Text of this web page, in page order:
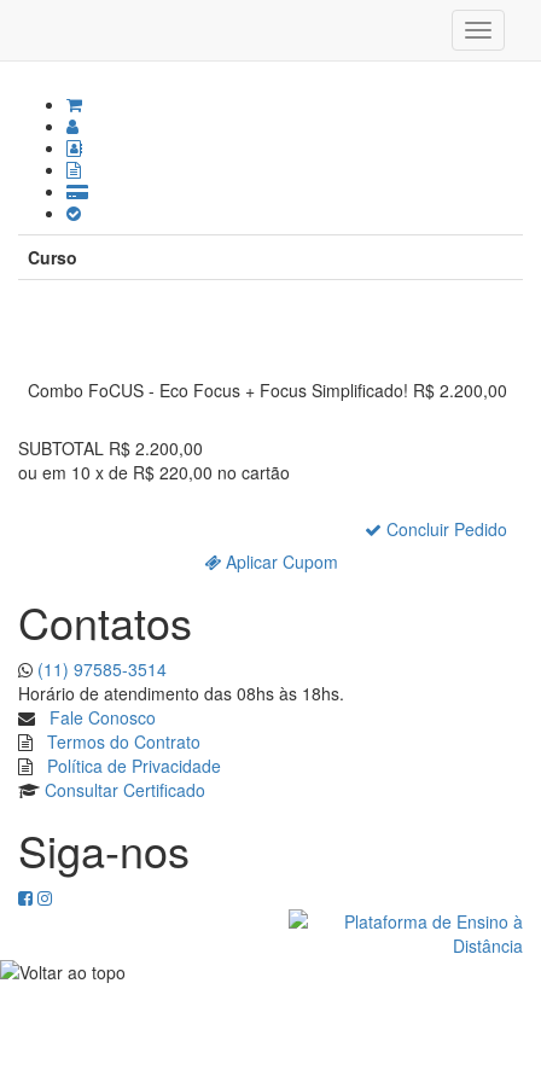
Curso
Combo FoCUS - Eco Focus + Focus Simplificado! R$ 2.200,00
SUBTOTAL R$ 2.200,00
ou em 10 x de R$ 220,00 no cartão
Concluir Pedido
Aplicar Cupom
Contatos
(11) 97585-3514
Horário de atendimento das 08hs às 18hs.
Fale Conosco
Termos do Contrato
Política de Privacidade
Consultar Certificado
Siga-nos